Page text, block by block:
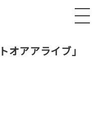
オアアライブ」